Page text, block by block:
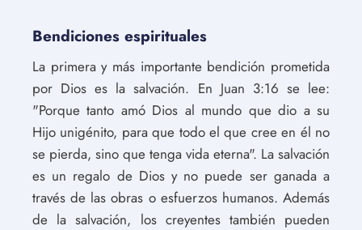
Bendiciones espirituales
La primera y más importante bendición prometida
por Dios es la salvación. En Juan 3:16 se lee:
"Porque tanto amó Dios al mundo que dio a su
Hijo unigénito, para que todo el que cree en él no
se pierda, sino que tenga vida eterna". La salvación
es un regalo de Dios y no puede ser ganada a
través de las obras o esfuerzos humanos. Además
de la salvación, los creyentes también pueden